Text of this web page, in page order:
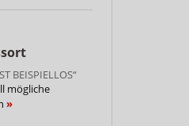
BEISPIELLOS“
mögliche